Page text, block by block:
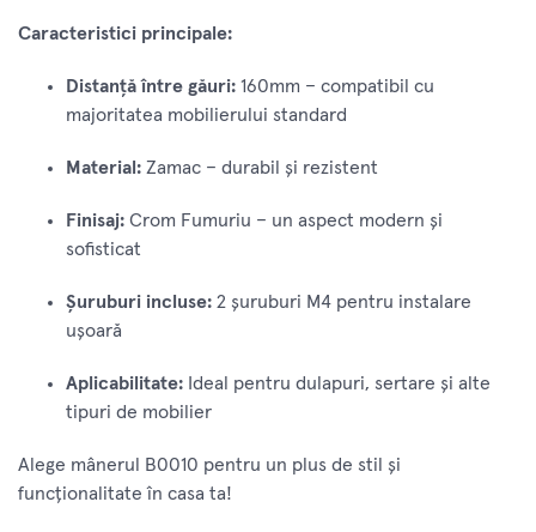
Caracteristici principale:
Distanță între găuri: 160mm – compatibil cu
majoritatea mobilierului standard
Material: Zamac – durabil și rezistent
Finisaj: Crom Fumuriu – un aspect modern și
sofisticat
Șuruburi incluse: 2 șuruburi M4 pentru instalare
ușoară
Aplicabilitate: Ideal pentru dulapuri, sertare și alte
tipuri de mobilier
Alege mânerul B0010 pentru un plus de stil și
funcționalitate în casa ta!